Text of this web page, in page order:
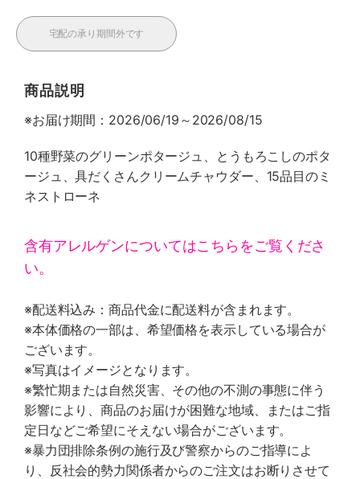
宅配の承り期間外です
商品説明
※お届け期間：2026/06/19～2026/08/15
10種野菜のグリーンポタージュ、とうもろこしのポタ
ージュ、具だくさんクリームチャウダー、15品目のミ
ネストローネ
含有アレルゲンについてはこちらをご覧くださ
い。
※配送料込み：商品代金に配送料が含まれます。
※本体価格の一部は、希望価格を表示している場合が
ございます。
※写真はイメージとなります。
※繁忙期または自然災害、その他の不測の事態に伴う
影響により、商品のお届けが困難な地域、またはご指
定日などご希望にそえない場合がございます。
※暴力団排除条例の施行及び警察からのご指導によ
り、反社会的勢力関係者からのご注文はお断りさせて